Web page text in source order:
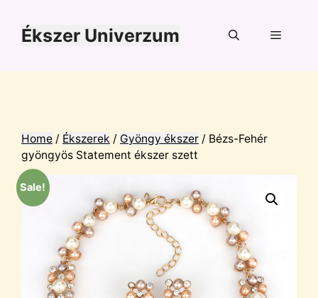
tartalomba
Ékszer Univerzum
Home / Ékszerek / Gyöngy ékszer / Bézs-Fehér
gyöngyös Statement ékszer szett
Sale!